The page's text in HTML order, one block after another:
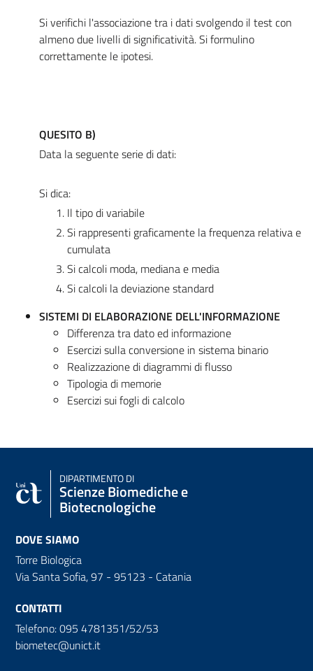
Si verifichi l'associazione tra i dati svolgendo il test con
almeno due livelli di significatività. Si formulino
correttamente le ipotesi.
QUESITO B)
Data la seguente serie di dati:
Si dica:
Il tipo di variabile
Si rappresenti graficamente la frequenza relativa e
cumulata
Si calcoli moda, mediana e media
Si calcoli la deviazione standard
SISTEMI DI ELABORAZIONE DELL'INFORMAZIONE
Differenza tra dato ed informazione
Esercizi sulla conversione in sistema binario
Realizzazione di diagrammi di flusso
Tipologia di memorie
Esercizi sui fogli di calcolo
DIPARTIMENTO DI
Scienze Biomediche e
Biotecnologiche
DOVE SIAMO
Torre Biologica
Via Santa Sofia, 97 - 95123 - Catania
CONTATTI
Telefono: 095 4781351/52/53
biometec@unict.it